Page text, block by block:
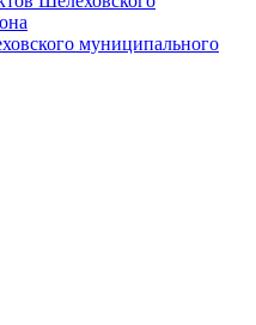
муниципального